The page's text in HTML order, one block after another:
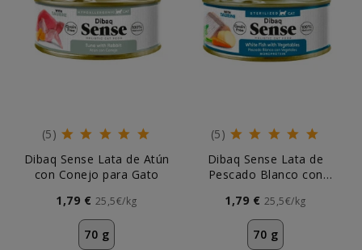
(5)
Dibaq Sense Lata de Atún
con Conejo para Gato
1,79 € 25,5€/kg
70 g
(5)
Dibaq Sense Lata de
Pescado Blanco con
1,79 € 25,5€/kg
70 g